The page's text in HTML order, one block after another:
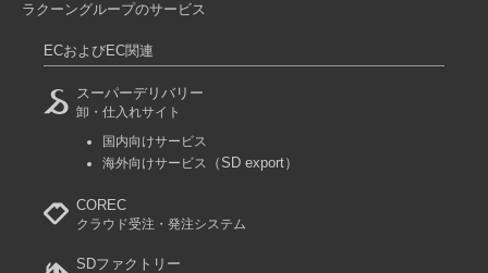
ラクーングループのサービス
ECおよびEC関連
スーパーデリバリー
卸・仕入れサイト
国内向けサービス
海外向けサービス
（SD export）
COREC
クラウド受注・発注システム
SDファクトリー